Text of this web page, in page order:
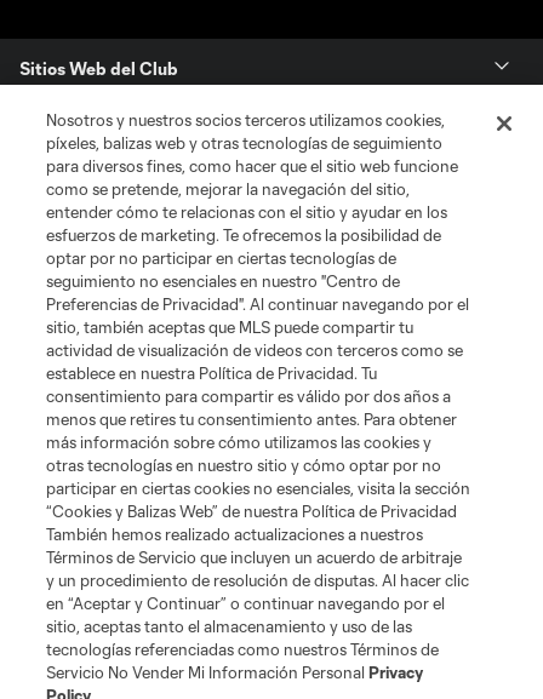
Sitios Web del Club
Club
Tickets
News
MLSSOCCER.COM
Terminos de servicio
Politica de privacidad
Do Not Sell or Share My Personal Information
Cookies Settings
©2026 MLS. The Major League Soccer and MLS name and shield are
registered trademarks of Major League Soccer, L.L.C. (“MLS”). The names
and logos of MLS teams are registered and/or common law trademarks of
MLS or are used with the permission of their owners. Any unauthorized use
Nosotros y nuestros socios terceros utilizamos cookies,
píxeles, balizas web y otras tecnologías de seguimiento
para diversos fines, como hacer que el sitio web funcione
como se pretende, mejorar la navegación del sitio,
entender cómo te relacionas con el sitio y ayudar en los
esfuerzos de marketing. Te ofrecemos la posibilidad de
optar por no participar en ciertas tecnologías de
seguimiento no esenciales en nuestro "Centro de
Preferencias de Privacidad". Al continuar navegando por el
sitio, también aceptas que MLS puede compartir tu
actividad de visualización de videos con terceros como se
establece en nuestra Política de Privacidad. Tu
consentimiento para compartir es válido por dos años a
menos que retires tu consentimiento antes. Para obtener
más información sobre cómo utilizamos las cookies y
otras tecnologías en nuestro sitio y cómo optar por no
participar en ciertas cookies no esenciales, visita la sección
“Cookies y Balizas Web” de nuestra Política de Privacidad
También hemos realizado actualizaciones a nuestros
Términos de Servicio que incluyen un acuerdo de arbitraje
y un procedimiento de resolución de disputas. Al hacer clic
en “Aceptar y Continuar” o continuar navegando por el
sitio, aceptas tanto el almacenamiento y uso de las
tecnologías referenciadas como nuestros Términos de
Servicio No Vender Mi Información PersonalPrivacy